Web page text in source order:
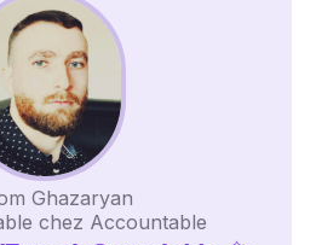
Ghazaryan
chez Accountable